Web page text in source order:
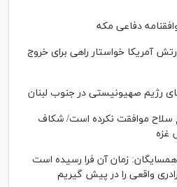
دفاعی مکه
آمریکا خواستار راهی برای خروج
رژیم صهیونیستی در جنوب لبنان
سلاح موافقت نکرده است/ شکاف
زمان آن فرا رسیده است
واقعی را در پیش گیریم